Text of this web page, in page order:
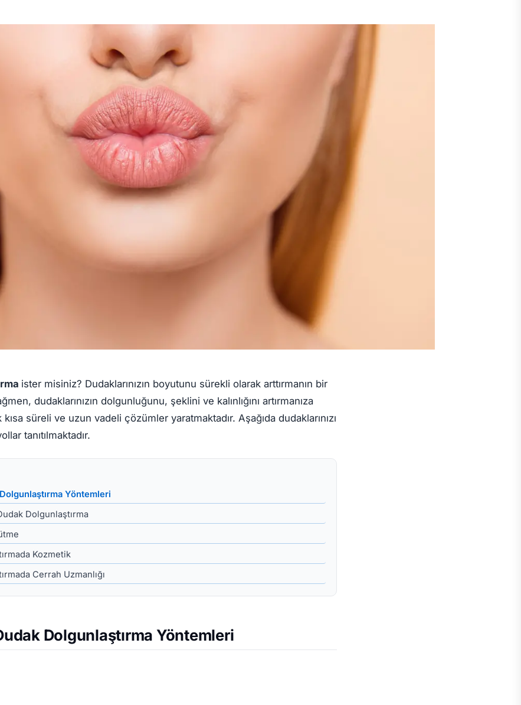
ister misiniz? Dudaklarınızın boyutunu sürekli olarak arttırmanın bir
dudaklarınızın dolgunluğunu, şeklini ve kalınlığını artırmanıza
kısa süreli ve uzun vadeli çözümler yaratmaktadır. Aşağıda dudaklarınızı
tanıtılmaktadır.
Yöntemleri
Dolgunlaştırma
Kozmetik
Cerrah Uzmanlığı
Dolgunlaştırma Yöntemleri